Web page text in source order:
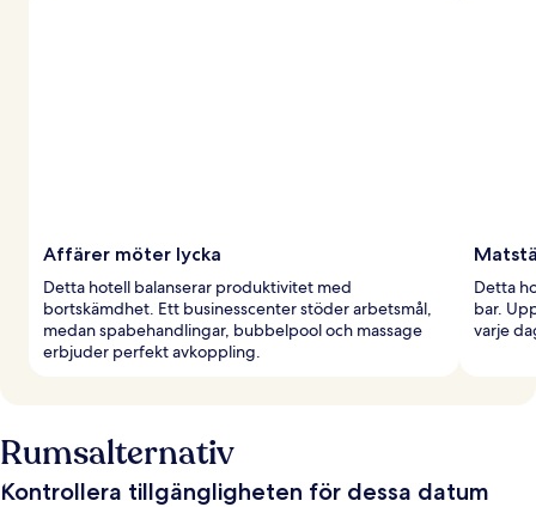
Affärer möter lycka
Detta hotell balanserar produktivitet med
bortskämdhet. Ett businesscenter stöder arbetsmål,
medan spabehandlingar, bubbelpool och massage
erbjuder perfekt avkoppling.
Detta
bar.
varje
Rumsalternativ
Kontrollera tillgängligheten för dessa datum